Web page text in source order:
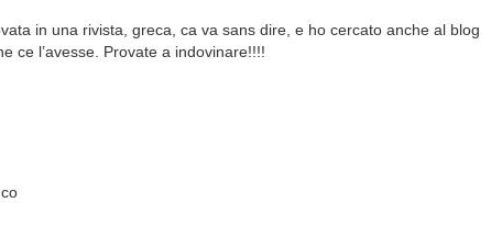
in una rivista, greca, ca va sans dire, e ho cercato anche al blog
ce l’avesse. Provate a indovinare!!!!